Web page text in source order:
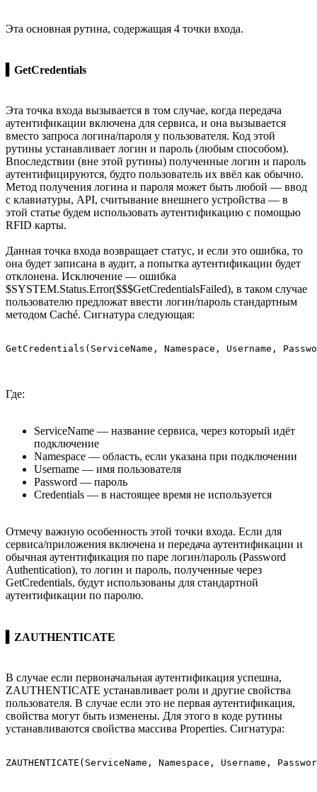
Эта основная рутина, содержащая 4 точки входа.
▍GetCredentials
Эта точка входа вызывается в том случае, когда передача
аутентификации включена для сервиса, и она вызывается
вместо запроса логина/пароля у пользователя. Код этой
рутины устанавливает логин и пароль (любым способом).
Впоследствии (вне этой рутины) полученные логин и пароль
аутентифицируются, будто пользователь их ввёл как обычно.
Метод получения логина и пароля может быть любой — ввод
с клавиатуры, API, считывание внешнего устройства — в
этой статье будем использовать аутентификацию с помощью
RFID карты.
Данная точка входа возвращает статус, и если это ошибка, то
она будет записана в аудит, а попытка аутентификации будет
отклонена. Исключение — ошибка
$SYSTEM.Status.Error($$$GetCredentialsFailed), в таком случае
пользователю предложат ввести логин/пароль стандартным
методом Caché. Сигнатура следующая:
GetCredentials(ServiceName, Namespace, Username,
Где:
ServiceName — название сервиса, через который идёт
подключение
Namespace — область, если указана при подключении
Username — имя пользователя
Password — пароль
Credentials — в настоящее время не используется
Отмечу важную особенность этой точки входа. Если для
сервиса/приложения включена и передача аутентификации и
обычная аутентификация по паре логин/пароль (Password
Authentication), то логин и пароль, полученные через
GetCredentials, будут использованы для стандартной
аутентификации по паролю.
▍ZAUTHENTICATE
В случае если первоначальная аутентификация успешна,
ZAUTHENTICATE устанавливает роли и другие свойства
пользователя. В случае если это не первая аутентификация,
свойства могут быть изменены. Для этого в коде рутины
устанавливаются свойства массива Properties. Сигнатура: